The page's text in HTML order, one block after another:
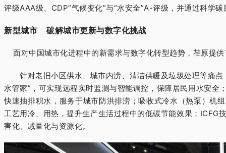
评级AAA级、 CDP“气候变化”与“水安全”A-评级，并通过科学碳
新型城市 破解城市更新与数字化挑战
面对中国城市化进程中的新需求与数字化转型趋势，荏原提
针对老旧小区供水、城市内涝、清洁供暖及垃圾处理等痛点
水管家” ，可实现远程实时监测与智能调控，保障居民用水安全
快速抽排积水，服务于城市防洪排涝；吸收式冷水（热泵）机
工艺用冷、用热，提升生产生活过程中的低碳节能效果； ICFG
害化、减量化与资源化。